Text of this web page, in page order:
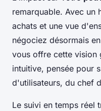
remarquable. Avec un
achats et une vue
négociez désormais
vous offre cette vision
intuitive, pensée pour
d'utilisateurs, du chef
Le suivi en temps réel